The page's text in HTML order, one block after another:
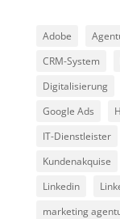
Adobe
CRM-System
Digitalisierung
Google Ads
IT-Dienstleister
Kundenakquise
Linkedin
marketing